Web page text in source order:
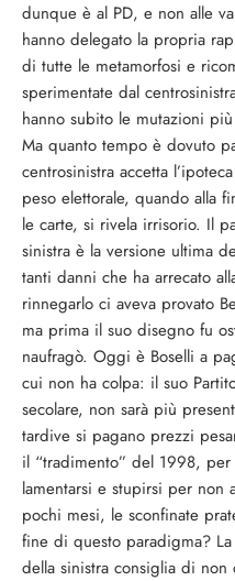
dunque è al PD, e non alle
hanno delegato la propria
di tutte le metamorfosi e
sperimentate dal
hanno subito le mutazioni
Ma quanto tempo è dovuto
centrosinistra accetta
peso elettorale, quando alla
le carte, si rivela irrisorio. Il
sinistra è la versione ultima
tanti danni che ha arrecato
rinnegarlo ci aveva provato
ma prima il suo disegno fu
naufragò. Oggi è Boselli a
cui non ha colpa: il suo
secolare, non sarà più
tardive si pagano prezzi
il “tradimento” del 1998,
lamentarsi e stupirsi per non
pochi mesi, le sconfinate
fine di questo paradigma?
della sinistra consiglia di